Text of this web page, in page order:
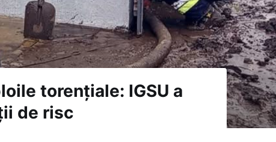
torențiale: IGSU a
de risc